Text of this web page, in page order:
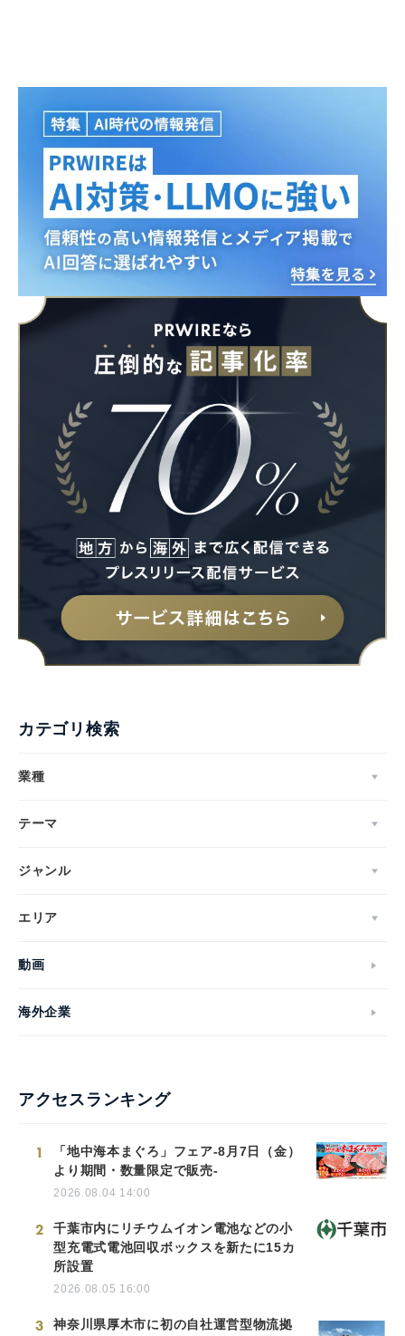
カテゴリ検索
業種
テーマ
ジャンル
エリア
動画
海外企業
アクセスランキング
1
「地中海本まぐろ」フェア-8月7日（金）
より期間・数量限定で販売-
2026.08.04 14:00
2
千葉市内にリチウムイオン電池などの小
型充電式電池回収ボックスを新たに15カ
所設置
2026.08.05 16:00
3 神奈川県厚木市に初の自社運営型物流拠